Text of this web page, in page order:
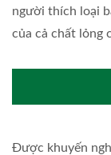
người thích loại
của cả chất lỏng
Được khuyến